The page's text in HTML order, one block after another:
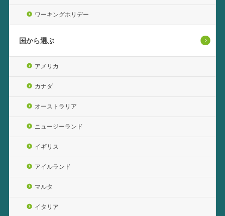
ワーキングホリデー
国から選ぶ
アメリカ
カナダ
オーストラリア
ニュージーランド
イギリス
アイルランド
マルタ
イタリア